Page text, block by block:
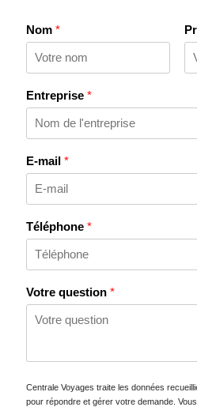
Nom *
Entreprise *
E-mail *
Téléphone *
Votre question *
Centrale Voyages traite les données
pour répondre et gérer votre demande.